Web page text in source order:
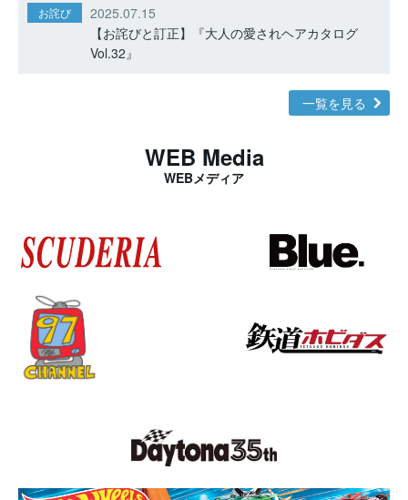
お詫び
2025.07.15
【お詫びと訂正】『大人の愛されヘアカタログ
Vol.32』
一覧を見る
WEB Media
WEBメディア